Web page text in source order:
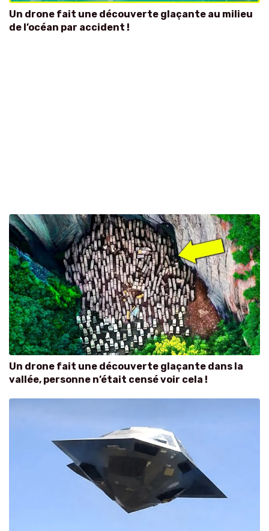
Un drone fait une découverte glaçante au milieu
de l’océan par accident !
Un drone fait une découverte glaçante dans la
vallée, personne n’était censé voir cela !